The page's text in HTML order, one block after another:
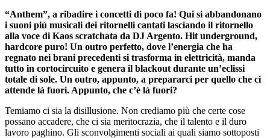
“Anthem”, a ribadire i concetti di poco fa! Qui si abbandonano
i suoni più musicali dei ritornelli cantati lasciando il ritornello
alla voce di Kaos scratchata da DJ Argento. Hit underground,
hardcore puro! Un outro perfetto, dove l’energia che ha
regnato nei brani precedenti si trasforma in elettricità, manda
tutto in cortocircuito e genera il blackout durante un’eclissi
totale di sole. Un outro, appunto, a prepararci per quello che ci
attende là fuori. Appunto, che c’è là fuori?
Temiamo ci sia la disillusione. Non crediamo più che certe cose
possano accadere, che ci sia meritocrazia, che il talento e il duro
lavoro paghino. Gli sconvolgimenti sociali ai quali siamo sottoposti